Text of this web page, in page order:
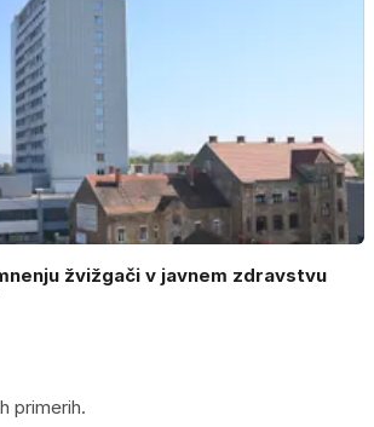
žvižgači v javnem zdravstvu
primerih.